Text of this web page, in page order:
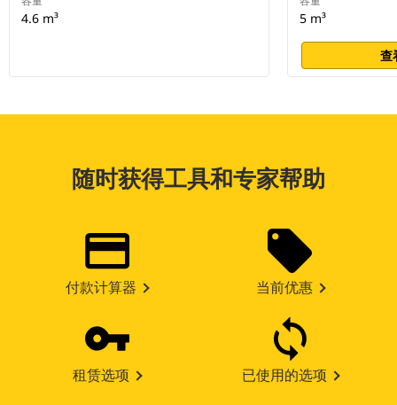
4.6 m³ 5 m³
查
随时获得工具和专家帮助
付款计算器 当前优惠
租赁选项 已使用的选项